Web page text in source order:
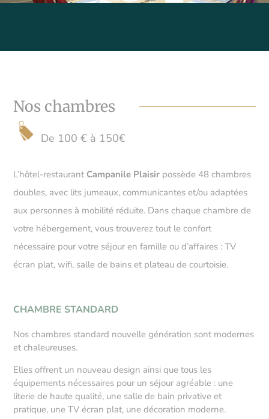
Nos chambres
De 100 € à 150€
L’hôtel-restaurant Campanile Plaisir possède 48 chambres
doubles, avec lits jumeaux, communicantes et/ou adaptées
aux personnes à mobilité réduite. Dans chaque chambre de
votre hébergement, vous trouverez tout le confort
nécessaire pour votre séjour en famille ou d’affaires : TV
écran plat, wifi, salle de bains et plateau de courtoisie.
CHAMBRE STANDARD
Nos chambres standard nouvelle génération sont modernes
et chaleureuses.
Elles offrent un nouveau design ainsi que tous les
équipements nécessaires pour un séjour agréable : une
literie de haute qualité, une salle de bain privative et
pratique, une TV écran plat, une décoration moderne.